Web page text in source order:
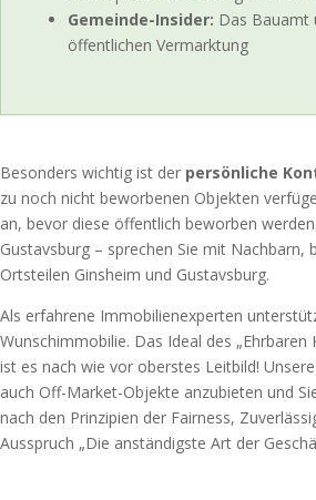
Gemeinde-Insider: Das Bauamt
öffentlichen Vermarktung
Besonders wichtig ist der persönliche
zu noch nicht beworbenen Objekten
an, bevor diese öffentlich beworben
Gustavsburg – sprechen Sie mit Nachbarn,
Ortsteilen Ginsheim und Gustavsburg.
Als erfahrene Immobilienexperten
Wunschimmobilie. Das Ideal des
ist es nach wie vor oberstes Leitbild!
auch Off-Market-Objekte anzubieten und
nach den Prinzipien der Fairness,
Ausspruch „Die anständigste Art der